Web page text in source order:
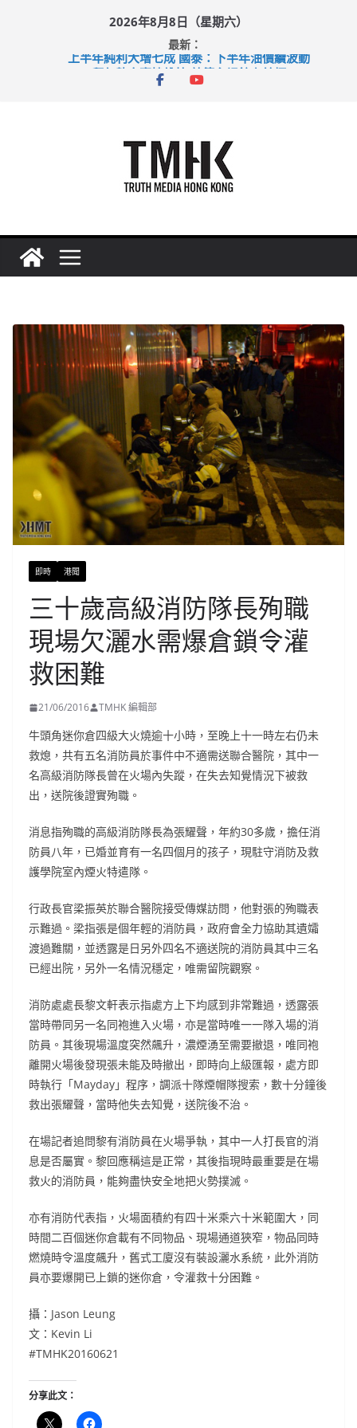
2026年8月8日（星期六）
最新：
上半年純利大增七成 國泰：下半年油價續波動
拜仁熱身賽挫維拉 啟德主場館奪錦標
即時 港聞
三十歲高級消防隊長殉職
現場欠灑水需爆倉鎖令灌
救困難
21/06/2016 TMHK 編輯部
牛頭角迷你倉四級大火燒逾十小時，至晚上十一時左右仍未
救熄，共有五名消防員於事件中不適需送聯合醫院，其中一
名高級消防隊長曾在火場內失蹤，在失去知覺情況下被救
出，送院後證實殉職。
消息指殉職的高級消防隊長為張耀聲，年約30多歲，擔任消
防員八年，已婚並育有一名四個月的孩子，現駐守消防及救
護學院室內煙火特遣隊。
行政長官梁振英於聯合醫院接受傳媒訪問，他對張的殉職表
示難過。梁指張是個年輕的消防員，政府會全力協助其遺孀
渡過難關，並透露是日另外四名不適送院的消防員其中三名
已經出院，另外一名情況穩定，唯需留院觀察。
消防處處長黎文軒表示指處方上下均感到非常難過，透露張
當時帶同另一名同袍進入火場，亦是當時唯一一隊入場的消
防員。其後現場溫度突然飆升，濃煙湧至需要撤退，唯同袍
離開火場後發現張未能及時撤出，即時向上級匯報，處方即
時執行「Mayday」程序，調派十隊煙帽隊搜索，數十分鐘後
救出張耀聲，當時他失去知覺，送院後不治。
在場記者追問黎有消防員在火場爭執，其中一人打長官的消
息是否屬實。黎回應稱這是正常，其後指現時最重要是在場
救火的消防員，能夠盡快安全地把火勢撲滅。
亦有消防代表指，火場面積約有四十米乘六十米範圍大，同
時間二百個迷你倉載有不同物品、現場通道狹窄，物品同時
燃燒時令溫度飆升，舊式工廈沒有裝設灑水系統，此外消防
員亦要爆開已上鎖的迷你倉，令灌救十分困難。
攝：Jason Leung
文：Kevin Li
#TMHK20160621
分享此文：